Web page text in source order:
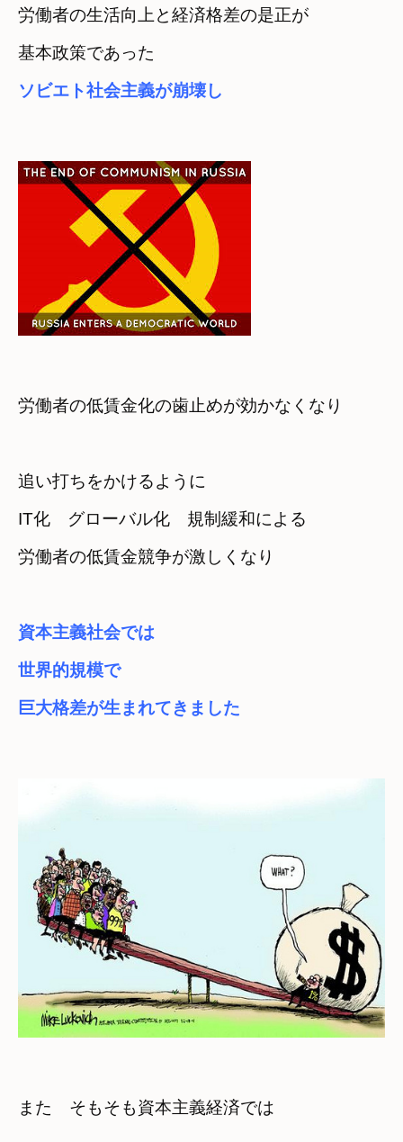
労働者の生活向上と経済格差の是正が
基本政策であった
ソビエト社会主義が崩壊し
労働者の低賃金化の歯止めが効かなくなり
追い打ちをかけるように
IT化　グローバル化　規制緩和による
労働者の低賃金競争が激しくなり
資本主義社会では
世界的規模で
巨大格差が生まれてきました
また　そもそも資本主義経済では